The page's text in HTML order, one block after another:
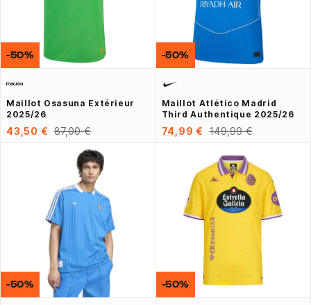
Maillot Osasuna Extérieur
2025/26
43,50 € 87,00 €
-50%
Maillot Atlético Madrid
Third Authentique 2025/26
74,99 € 149,99 €
-50%
-50% -50%